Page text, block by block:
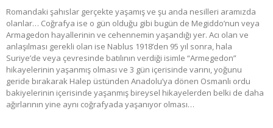
Romandaki şahıslar gerçekte yaşamış ve şu anda nesilleri aramızda
olanlar… Coğrafya ise o gün olduğu gibi bugün de Megiddo’nun veya
Armagedon hayallerinin ve cehennemin yaşandığı yer. Acı olan ve
anlaşılması gerekli olan ise Nablus 1918’den 95 yıl sonra, hala
Suriye’de veya çevresinde batılının verdiği isimle “Armegedon”
hikayelerinin yaşanmış olması ve 3 gün içerisinde varını, yoğunu
geride bırakarak Halep üstünden Anadolu’ya dönen Osmanlı ordu
bakiyelerinin içerisinde yaşanmış bireysel hikayelerden belki de daha
ağırlarının yine aynı coğrafyada yaşanıyor olması…